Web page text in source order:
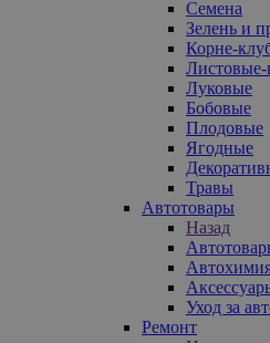
Семена
Зелень и
Корне-
Листовые-
Луковые
Бобовые
Плодовые
Ягодные
Травы
Автотовары
Назад
Уход за
Ремонт